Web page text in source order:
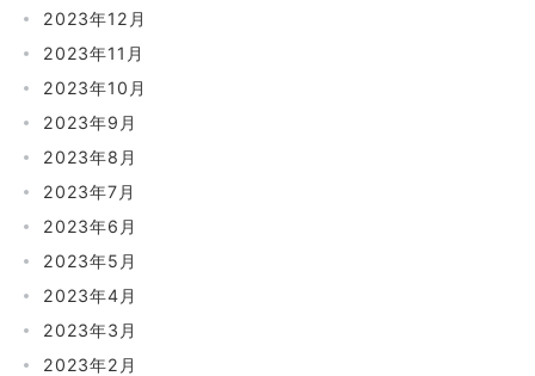
2023年12月
2023年11月
2023年10月
2023年9月
2023年8月
2023年7月
2023年6月
2023年5月
2023年4月
2023年3月
2023年2月